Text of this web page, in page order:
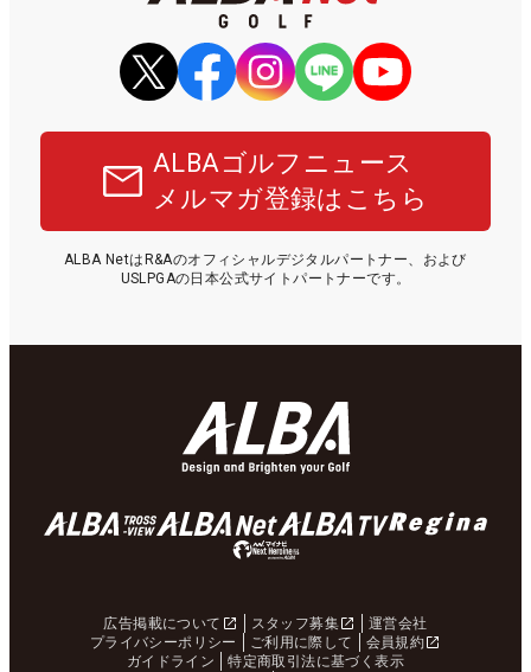
ALBAゴルフニュース
メルマガ登録はこちら
ALBA NetはR&Aのオフィシャルデジタルパートナー、および
USLPGAの日本公式サイトパートナーです。
広告掲載について スタッフ募集
運営会社
プライバシーポリシー
ご利用に際して
会員規約
ガイドライン
特定商取引法に基づく表示